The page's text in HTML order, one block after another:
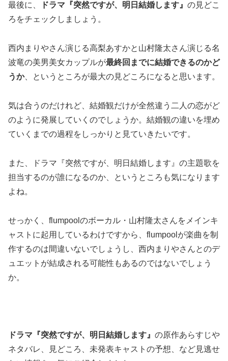
最後に、 ドラマ『突然ですが、明日結婚します』 の見どこ
ろをチェックしましょう。
西内まりやさん演じる高梨あすかと山村隆太さん演じる名
波竜の美男美女カップルが最終回までに結婚できるのかど
うか、というところが最大の見どころになると思います。
気は合うのだけれど、結婚観だけが全然違う二人の恋がど
のように発展していくのでしょうか。結婚観の違いを埋め
ていくまでの過程をしっかりと見ていきたいです。
また、ドラマ『突然ですが、明日結婚します』の主題歌を
担当するのが誰になるのか、というところも気になります
よね。
せっかく、flumpoolのボーカル・山村隆太さんをメインキ
ャストに起用しているわけですから、flumpoolが楽曲を制
作するのは間違いないでしょうし、西内まりやさんとのデ
ュエットが結成される可能性もあるのではないでしょう
か。
ドラマ『突然ですが、明日結婚します』 の原作あらすじや
ネタバレ、見どころ、未発表キャストの予想、など見逃せ